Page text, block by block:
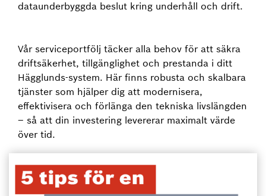
dataunderbyggda beslut kring underhåll och drift.
Vår serviceportfölj täcker alla behov för att säkra
driftsäkerhet, tillgänglighet och prestanda i ditt
Hägglunds-system. Här finns robusta och skalbara
tjänster som hjälper dig att modernisera,
effektivisera och förlänga den tekniska livslängden
– så att din investering levererar maximalt värde
över tid.